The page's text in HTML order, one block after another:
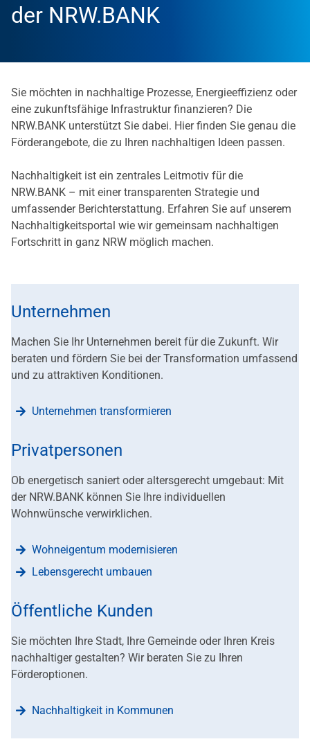
der NRW.BANK
Sie möchten in nachhaltige Prozesse, Energieeffizienz oder
eine zukunftsfähige Infrastruktur finanzieren? Die
NRW.BANK unterstützt Sie dabei. Hier finden Sie genau die
Förderangebote, die zu Ihren nachhaltigen Ideen passen.
Nachhaltigkeit ist ein zentrales Leitmotiv für die
NRW.BANK – mit einer transparenten Strategie und
umfassender Berichterstattung. Erfahren Sie auf unserem
Nachhaltigkeitsportal wie wir gemeinsam nachhaltigen
Fortschritt in ganz NRW möglich machen.
Unternehmen
Machen Sie Ihr Unternehmen bereit für die Zukunft. Wir
beraten und fördern Sie bei der Transformation umfassend
und zu attraktiven Konditionen.
Unternehmen transformieren
Privatpersonen
Ob energetisch saniert oder altersgerecht umgebaut: Mit
der NRW.BANK können Sie Ihre individuellen
Wohnwünsche verwirklichen.
Wohneigentum modernisieren
Lebensgerecht umbauen
Öffentliche Kunden
Sie möchten Ihre Stadt, Ihre Gemeinde oder Ihren Kreis
nachhaltiger gestalten? Wir beraten Sie zu Ihren
Förderoptionen.
Nachhaltigkeit in Kommunen